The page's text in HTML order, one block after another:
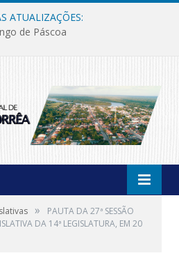
ATUALIZAÇÕES:
de Páscoa
»
PAUTA DA 27ª SESSÃO
DA 14ª LEGISLATURA, EM 20